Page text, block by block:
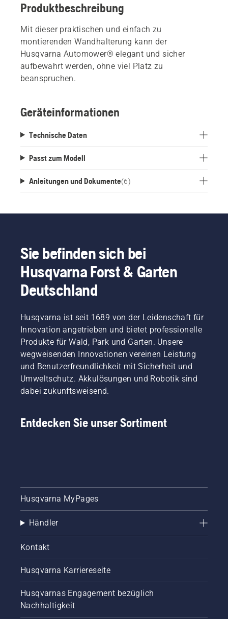
Produktbeschreibung
Mit dieser praktischen und einfach zu
montierenden Wandhalterung kann der
Husqvarna Automower® elegant und sicher
aufbewahrt werden, ohne viel Platz zu
beanspruchen.
Geräteinformationen
Technische Daten
Passt zum Modell
Anleitungen und Dokumente(6)
Sie befinden sich bei
Husqvarna Forst & Garten
Deutschland
Husqvarna ist seit 1689 von der Leidenschaft für
Innovation angetrieben und bietet professionelle
Produkte für Wald, Park und Garten. Unsere
wegweisenden Innovationen vereinen Leistung
und Benutzerfreundlichkeit mit Sicherheit und
Umweltschutz. Akkulösungen und Robotik sind
dabei zukunftsweisend.
Entdecken Sie unser Sortiment
Husqvarna MyPages
Händler
Kontakt
Husqvarna Karriereseite
Husqvarnas Engagement bezüglich
Nachhaltigkeit